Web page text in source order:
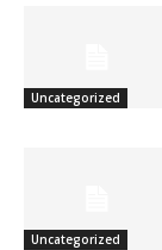
Uncategorized
Uncategorized